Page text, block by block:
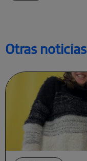
Otras noticias